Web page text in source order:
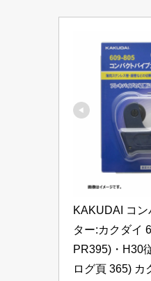
KAKUDAI コ
ター:カクダイ
PR395)・H30
ログ頁 365) カ